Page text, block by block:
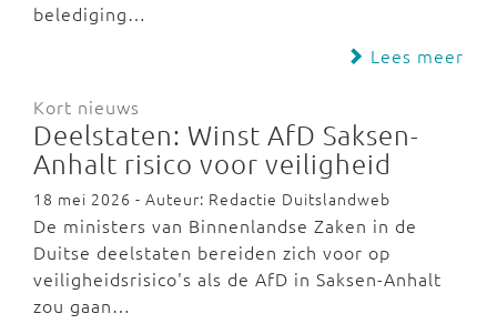
belediging…
Lees meer
Kort nieuws
Deelstaten: Winst AfD Saksen-
Anhalt risico voor veiligheid
18 mei 2026 - Auteur: Redactie Duitslandweb
De ministers van Binnenlandse Zaken in de
Duitse deelstaten bereiden zich voor op
veiligheidsrisico's als de AfD in Saksen-Anhalt
zou gaan…